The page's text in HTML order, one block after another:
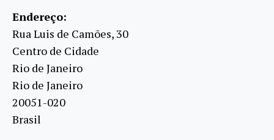
Endereço:
Rua Luis de Camões, 30
Centro de Cidade
Rio de Janeiro
Rio de Janeiro
20051-020
Brasil